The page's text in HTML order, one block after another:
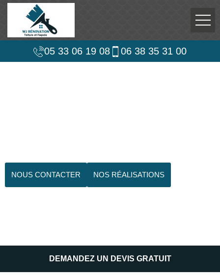
05 33 06 19 08 06 38 35 31 00
NOUS CONTACTER NOS RÉALISATIONS
DEMANDEZ UN DEVIS GRATUIT